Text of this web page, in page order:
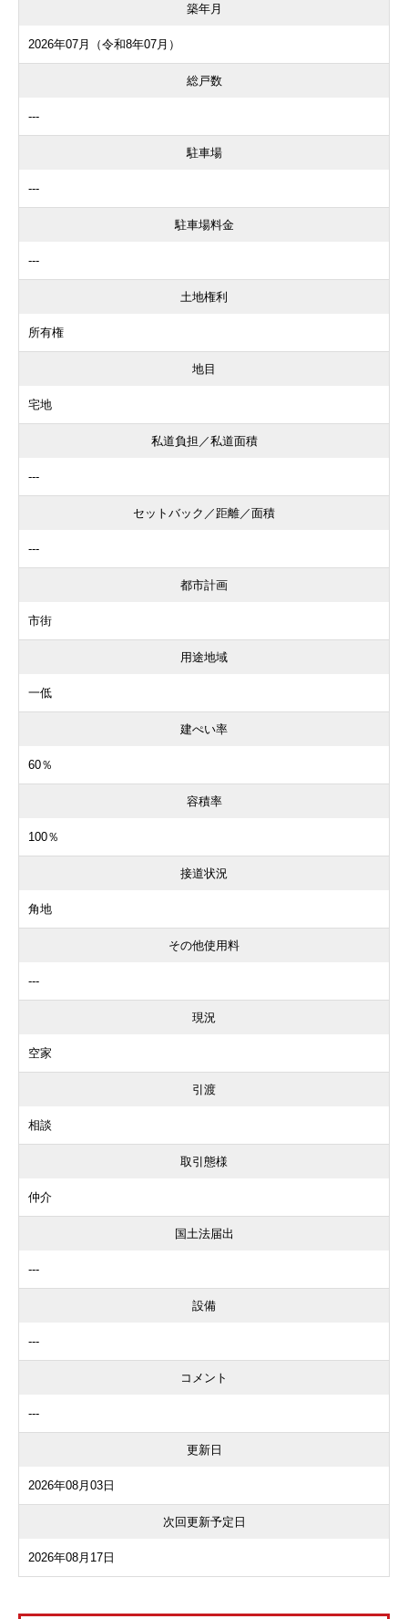
築年月
2026年07月（令和8年07月）
総戸数
---
駐車場
---
駐車場料金
---
土地権利
所有権
地目
宅地
私道負担／私道面積
---
セットバック／距離／面積
---
都市計画
市街
用途地域
一低
建ぺい率
60％
容積率
100％
接道状況
角地
その他使用料
---
現況
空家
引渡
相談
取引態様
仲介
国土法届出
---
設備
---
コメント
---
更新日
2026年08月03日
次回更新予定日
2026年08月17日